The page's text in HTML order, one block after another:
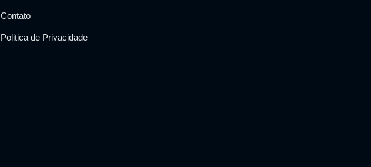
Contato
Politica de Privacidade